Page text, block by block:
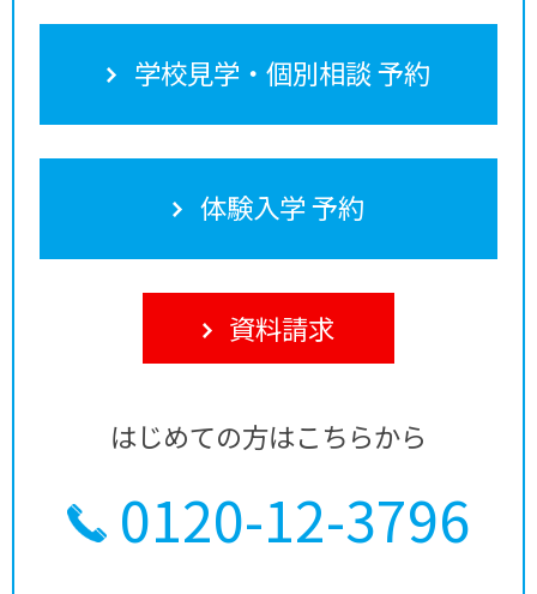
学校見学・個別相談 予約
体験入学 予約
資料請求
はじめての方はこちらから
0120-12-3796